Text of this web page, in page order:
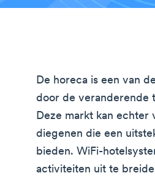
De horeca is een van
door de veranderende
Deze markt kan echter
diegenen die een
bieden. WiFi-
activiteiten uit te